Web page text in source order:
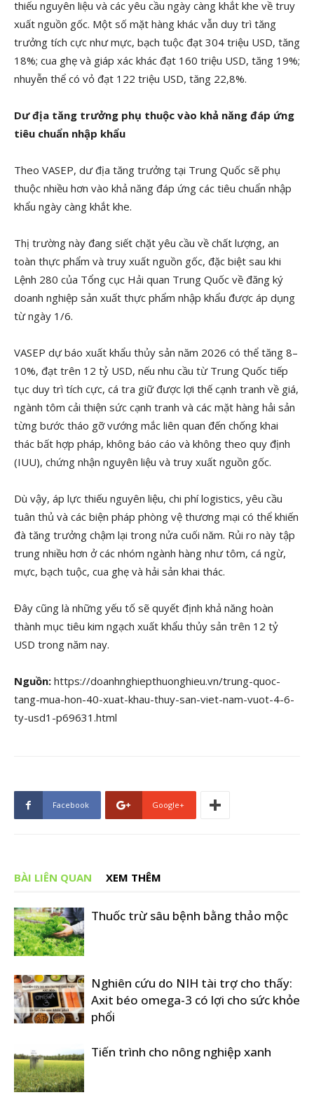
thiếu nguyên liệu và các yêu cầu ngày càng khắt khe về truy
xuất nguồn gốc. Một số mặt hàng khác vẫn duy trì tăng
trưởng tích cực như mực, bạch tuộc đạt 304 triệu USD, tăng
18%; cua ghẹ và giáp xác khác đạt 160 triệu USD, tăng 19%;
nhuyễn thể có vỏ đạt 122 triệu USD, tăng 22,8%.
Dư địa tăng trưởng phụ thuộc vào khả năng đáp ứng
tiêu chuẩn nhập khẩu
Theo VASEP, dư địa tăng trưởng tại Trung Quốc sẽ phụ
thuộc nhiều hơn vào khả năng đáp ứng các tiêu chuẩn nhập
khẩu ngày càng khắt khe.
Thị trường này đang siết chặt yêu cầu về chất lượng, an
toàn thực phẩm và truy xuất nguồn gốc, đặc biệt sau khi
Lệnh 280 của Tổng cục Hải quan Trung Quốc về đăng ký
doanh nghiệp sản xuất thực phẩm nhập khẩu được áp dụng
từ ngày 1/6.
VASEP dự báo xuất khẩu thủy sản năm 2026 có thể tăng 8–
10%, đạt trên 12 tỷ USD, nếu nhu cầu từ Trung Quốc tiếp
tục duy trì tích cực, cá tra giữ được lợi thế cạnh tranh về giá,
ngành tôm cải thiện sức cạnh tranh và các mặt hàng hải sản
từng bước tháo gỡ vướng mắc liên quan đến chống khai
thác bất hợp pháp, không báo cáo và không theo quy định
(IUU), chứng nhận nguyên liệu và truy xuất nguồn gốc.
Dù vậy, áp lực thiếu nguyên liệu, chi phí logistics, yêu cầu
tuân thủ và các biện pháp phòng vệ thương mại có thể khiến
đà tăng trưởng chậm lại trong nửa cuối năm. Rủi ro này tập
trung nhiều hơn ở các nhóm ngành hàng như tôm, cá ngừ,
mực, bạch tuộc, cua ghẹ và hải sản khai thác.
Đây cũng là những yếu tố sẽ quyết định khả năng hoàn
thành mục tiêu kim ngạch xuất khẩu thủy sản trên 12 tỷ
USD trong năm nay.
Nguồn: https://doanhnghiepthuonghieu.vn/trung-quoc-
tang-mua-hon-40-xuat-khau-thuy-san-viet-nam-vuot-4-6-
ty-usd1-p69631.html
Facebook Google+
BÀI LIÊN QUAN XEM THÊM
Thuốc trừ sâu bệnh bằng thảo mộc
Nghiên cứu do NIH tài trợ cho thấy:
Axit béo omega-3 có lợi cho sức khỏe
phổi
Tiến trình cho nông nghiệp xanh